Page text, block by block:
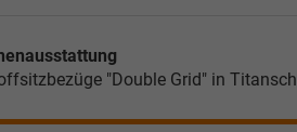
"Double Grid" in